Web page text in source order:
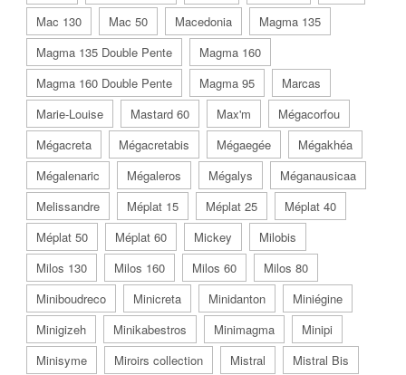
Mac 130
Mac 50 Macedonia
Magma 135
Magma 135 Double Pente
Magma 160
Magma 160 Double Pente
Magma 95
Marcas
Marie-Louise
Mastard 60 Max'm
Mégacorfou
Mégacreta
Mégacretabis Mégaegée
Mégakhéa
Mégalenaric
Mégaleros Mégalys
Méganausicaa
Melissandre
Méplat 15 Méplat 25
Méplat 40
Méplat 50
Méplat 60 Mickey
Milobis
Milos 130
Milos 160 Milos 60
Milos 80
Miniboudreco
Minicreta Minidanton
Miniégine
Minigizeh
Minikabestros Minimagma
Minipi
Minisyme
Miroirs collection Mistral
Mistral Bis